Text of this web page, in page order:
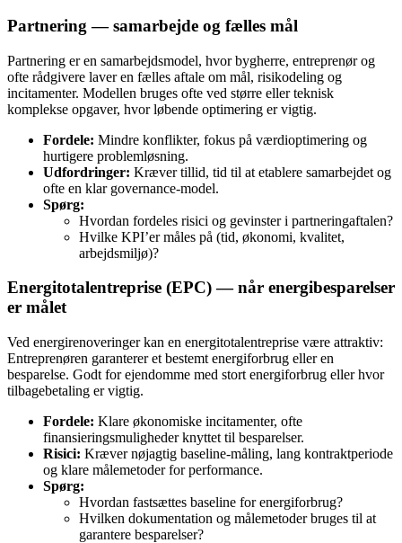
Partnering — samarbejde og fælles mål
Partnering er en samarbejdsmodel, hvor bygherre, entreprenør og
ofte rådgivere laver en fælles aftale om mål, risikodeling og
incitamenter. Modellen bruges ofte ved større eller teknisk
komplekse opgaver, hvor løbende optimering er vigtig.
Fordele: Mindre konflikter, fokus på værdioptimering og
hurtigere problemløsning.
Udfordringer: Kræver tillid, tid til at etablere samarbejdet og
ofte en klar governance‑model.
Spørg:
Hvordan fordeles risici og gevinster i partneringaftalen?
Hvilke KPI’er måles på (tid, økonomi, kvalitet,
arbejdsmiljø)?
Energitotalentreprise (EPC) — når energibesparelser
er målet
Ved energirenoveringer kan en energitotalentreprise være attraktiv:
Entreprenøren garanterer et bestemt energiforbrug eller en
besparelse. Godt for ejendomme med stort energiforbrug eller hvor
tilbagebetaling er vigtig.
Fordele: Klare økonomiske incitamenter, ofte
finansieringsmuligheder knyttet til besparelser.
Risici: Kræver nøjagtig baseline‑måling, lang kontraktperiode
og klare målemetoder for performance.
Spørg:
Hvordan fastsættes baseline for energiforbrug?
Hvilken dokumentation og målemetoder bruges til at
garantere besparelser?